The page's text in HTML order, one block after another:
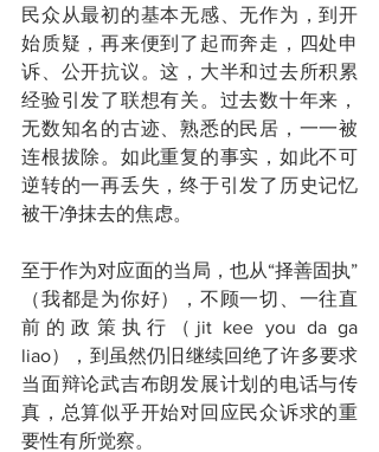
民众从最初的基本无感、无作为，到开
始质疑，再来便到了起而奔走，四处申
诉、公开抗议。这，大半和过去所积累
经验引发了联想有关。过去数十年来，
无数知名的古迹、熟悉的民居，一一被
连根拔除。如此重复的事实，如此不可
逆转的一再丢失，终于引发了历史记忆
被干净抹去的焦虑。
至于作为对应面的当局，也从“择善固执”
（我都是为你好），不顾一切、一往直
前的政策执行（jit kee you da ga
liao），到虽然仍旧继续回绝了许多要求
当面辩论武吉布朗发展计划的电话与传
真，总算似乎开始对回应民众诉求的重
要性有所觉察。